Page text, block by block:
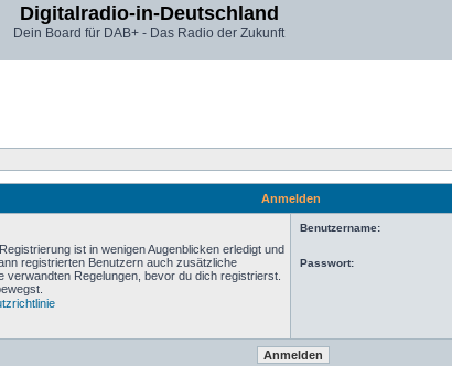
Digitalradio-in-Deutschland
Dein Board für DAB+ - Das Radio der Zukunft
Anmelden
ist in wenigen Augenblicken erledigt und
registrierten Benutzern auch zusätzliche
Regelungen, bevor du dich registrierst.
Benutzername:
Passwort: